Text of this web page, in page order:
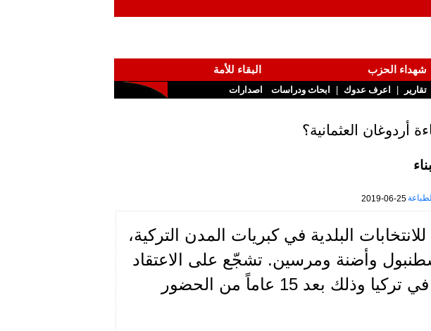
شهداء الحزب
البقاء للأمة
تقارير | اعرف عدوك | ابحاث ودراسات اصدارات
العثمانية؟
2019-06-25
البلدية في كبريات المدن التركية،
وأضنة ومرسين. تشجّع على الاعتقاد
بأن عصر الاخوان المسلمين الى أفول في تركيا وذلك بعد 15 عاماً من الحضور